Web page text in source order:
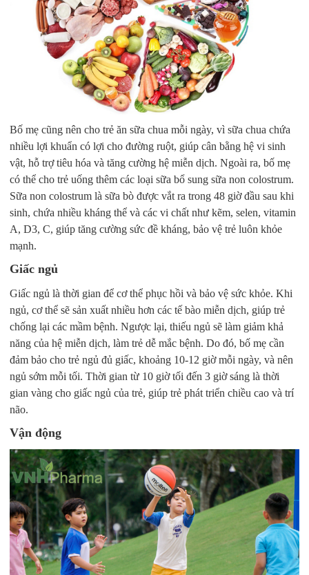
Bố mẹ cũng nên cho trẻ ăn sữa chua mỗi ngày, vì sữa chua chứa
nhiều lợi khuẩn có lợi cho đường ruột, giúp cân bằng hệ vi sinh
vật, hỗ trợ tiêu hóa và tăng cường hệ miễn dịch. Ngoài ra, bố mẹ
có thể cho trẻ uống thêm các loại sữa bổ sung sữa non colostrum.
Sữa non colostrum là sữa bò được vắt ra trong 48 giờ đầu sau khi
sinh, chứa nhiều kháng thể và các vi chất như kẽm, selen, vitamin
A, D3, C, giúp tăng cường sức đề kháng, bảo vệ trẻ luôn khỏe
mạnh.
Giấc ngủ
Giấc ngủ là thời gian để cơ thể phục hồi và bảo vệ sức khỏe. Khi
ngủ, cơ thể sẽ sản xuất nhiều hơn các tế bào miễn dịch, giúp trẻ
chống lại các mầm bệnh. Ngược lại, thiếu ngủ sẽ làm giảm khả
năng của hệ miễn dịch, làm trẻ dễ mắc bệnh. Do đó, bố mẹ cần
đảm bảo cho trẻ ngủ đủ giấc, khoảng 10-12 giờ mỗi ngày, và nên
ngủ sớm mỗi tối. Thời gian từ 10 giờ tối đến 3 giờ sáng là thời
gian vàng cho giấc ngủ của trẻ, giúp trẻ phát triển chiều cao và trí
não.
Vận động